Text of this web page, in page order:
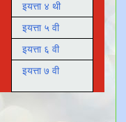
इयत्ता ४ थी
इयत्ता ५ वी
इयत्ता ६ वी
इयत्ता ७ वी